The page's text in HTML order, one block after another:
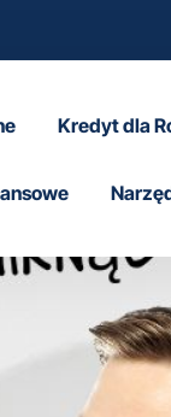
Kredyt dla